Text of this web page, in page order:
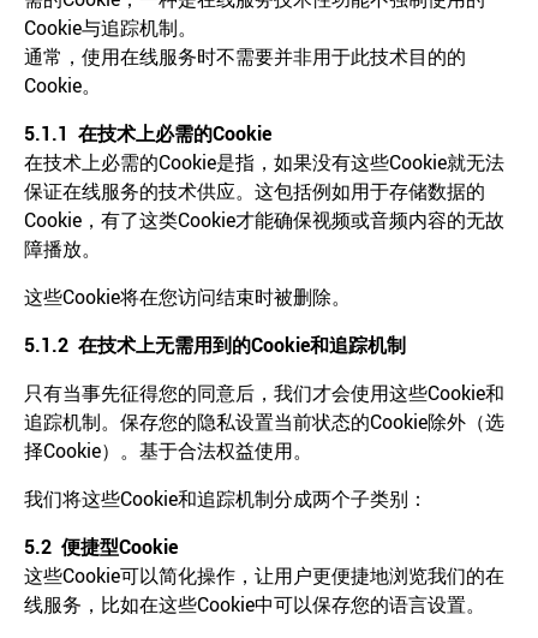
Cookie与追踪机制。
通常，使用在线服务时不需要并非用于此技术目的的
Cookie。
5.1.1 在技术上必需的Cookie
在技术上必需的Cookie是指，如果没有这些Cookie就无法
保证在线服务的技术供应。这包括例如用于存储数据的
Cookie，有了这类Cookie才能确保视频或音频内容的无故
障播放。
这些Cookie将在您访问结束时被删除。
5.1.2 在技术上无需用到的Cookie和追踪机制
只有当事先征得您的同意后，我们才会使用这些Cookie和
追踪机制。保存您的隐私设置当前状态的Cookie除外（选
择Cookie）。基于合法权益使用。
我们将这些Cookie和追踪机制分成两个子类别：
5.2 便捷型Cookie
这些Cookie可以简化操作，让用户更便捷地浏览我们的在
线服务，比如在这些Cookie中可以保存您的语言设置。